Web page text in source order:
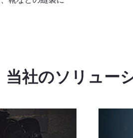
当社のソリュー